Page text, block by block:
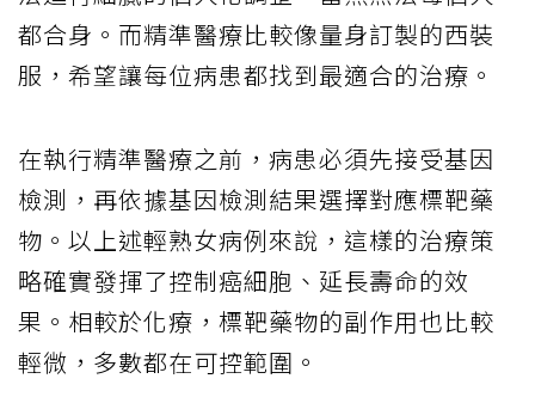
都合身。而精準醫療比較像量身訂製的西裝
服，希望讓每位病患都找到最適合的治療。
在執行精準醫療之前，病患必須先接受基因
檢測，再依據基因檢測結果選擇對應標靶藥
物。以上述輕熟女病例來說，這樣的治療策
略確實發揮了控制癌細胞、延長壽命的效
果。相較於化療，標靶藥物的副作用也比較
輕微，多數都在可控範圍。